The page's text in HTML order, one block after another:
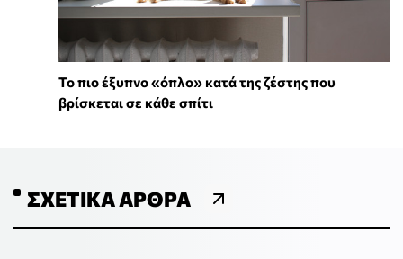
To πιο έξυπνο «όπλο» κατά της ζέστης που
βρίσκεται σε κάθε σπίτι
ΣΧΕΤΙΚΆ ΆΡΘΡΑ